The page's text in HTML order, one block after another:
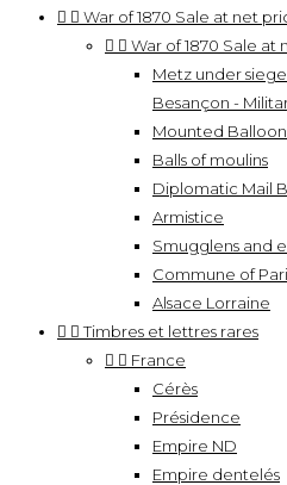
  War of 1870 Sale at net
  War of 1870 Sale at
Metz under
Besançon -
Mounted
Balls of moulins
Diplomatic Mail
Armistice
Smugglens and
Commune of
Alsace Lorraine
  Timbres et lettres rares
  France
Cérès
Présidence
Empire ND
Empire dentelés